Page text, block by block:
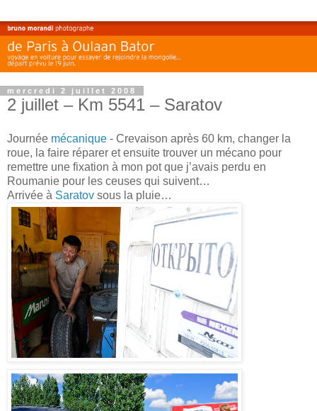
mercredi 2 juillet 2008
2 juillet – Km 5541 – Saratov
Journée mécanique - Crevaison après 60 km, changer la
roue, la faire réparer et ensuite trouver un mécano pour
remettre une fixation à mon pot que j’avais perdu en
Roumanie pour les ceuses qui suivent…
Arrivée à Saratov sous la pluie…